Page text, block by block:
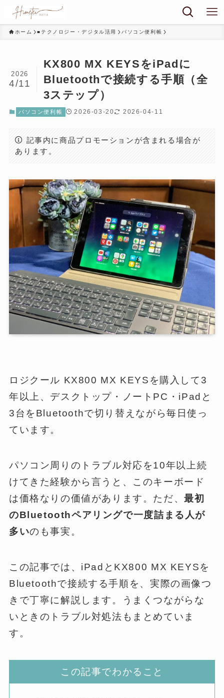
ホーム ■テクノロジー・デジタル活用 パソコン便利帳
KX800 MX KEYSをiPadに
Bluetoothで接続する手順（全
3ステップ）
2026
4/11
パソコン便利帳 2026-03-20 2026-04-11
記事内に商品プロモーションが含まれる場合が
あります。
ロジクール KX800 MX KEYSを購入して3
年以上、デスクトップ・ノートPC・iPadと
3台をBluetoothで切り替えながら毎日使っ
ています。
パソコン周りのトラブル対応を10年以上続
けてきた経験から言うと、このキーボード
は価格なりの価値があります。ただ、最初
のBluetoothペアリングで一度詰まる人が
多いのも事実。
この記事では、iPadとKX800 MX KEYSを
Bluetoothで接続する手順を、実際の画像つ
きで丁寧に解説します。うまくつながらな
いときのトラブル対処法もまとめていま
す。
この記事でわかること